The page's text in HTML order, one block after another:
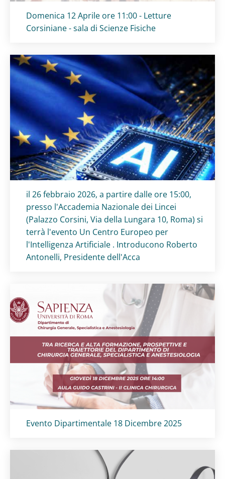
Titolo card:
Domenica 12 Aprile ore 11:00 - Letture
Corsiniane - sala di Scienze Fisiche
Titolo card:
il 26 febbraio 2026, a partire dalle ore 15:00,
presso l'Accademia Nazionale dei Lincei
(Palazzo Corsini, Via della Lungara 10, Roma) si
terrà l'evento Un Centro Europeo per
l'Intelligenza Artificiale . Introducono Roberto
Antonelli, Presidente dell'Acca
Titolo card:
Evento Dipartimentale 18 Dicembre 2025